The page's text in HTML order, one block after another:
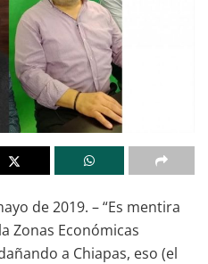
de 2019. – “Es mentira
Zonas Económicas
a Chiapas, eso (el